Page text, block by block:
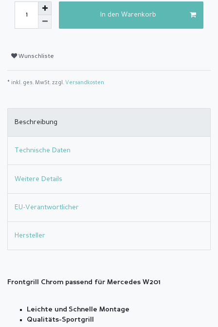
In den Warenkorb
Wunschliste
* inkl. ges. MwSt. zzgl. Versandkosten
Beschreibung
Technische Daten
Weitere Details
EU-Verantwortlicher
Hersteller
Frontgrill Chrom passend für Mercedes W201
Leichte und Schnelle Montage
Qualitäts-Sportgrill